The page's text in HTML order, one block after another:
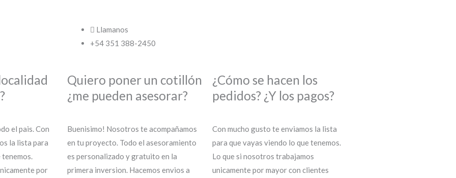
Llamanos
+54 351 388-2450
el pais. Con
la lista para
por
Quiero poner un cotillón
¿me pueden asesorar?
Buenisimo! Nosotros te acompañamos
en tu proyecto. Todo el asesoramiento
es personalizado y gratuito en la
primera inversion. Hacemos envios a
¿Cómo se hacen los
pedidos? ¿Y los pagos?
Con mucho gusto te enviamos la lista
para que vayas viendo lo que tenemos.
Lo que si nosotros trabajamos
unicamente por mayor con clientes